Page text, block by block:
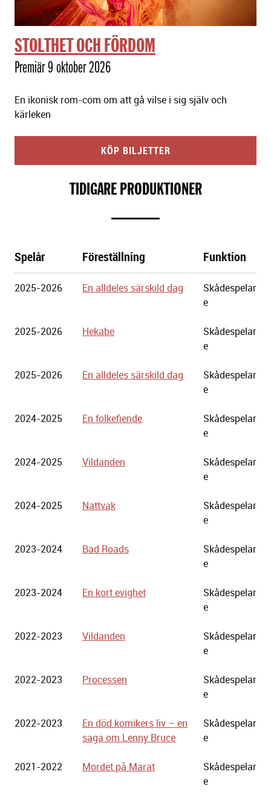
STOLTHET OCH FÖRDOM
Premiär 9 oktober 2026
En ikonisk rom-com om att gå vilse i sig själv och
kärleken
KÖP BILJETTER
TIDIGARE PRODUKTIONER
Göteborgs
Spelår Föreställning Funktion
2025-2026 En alldeles särskild dag
Skådespelar
e
2025-2026 Hekabe
Skådespelar
e
2025-2026 En alldeles särskild dag
Skådespelar
e
2024-2025 En folkefiende
Skådespelar
e
2024-2025 Vildanden
Skådespelar
e
2024-2025 Nattvak
Skådespelar
e
2023-2024 Bad Roads
Skådespelar
e
2023-2024 En kort evighet
Skådespelar
e
2022-2023 Vildanden
Skådespelar
e
2022-2023 Processen
Skådespelar
e
2022-2023
En död komikers liv – en
saga om Lenny Bruce
Skådespelar
e
2021-2022 Mordet på Marat
Skådespelar
e